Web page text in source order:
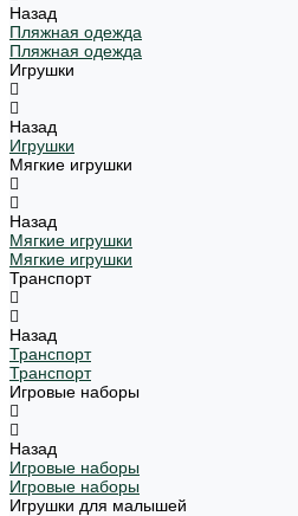
Назад
Пляжная одежда
Пляжная одежда
Игрушки
Назад
Игрушки
Мягкие игрушки
Назад
Мягкие игрушки
Мягкие игрушки
Транспорт
Назад
Транспорт
Транспорт
Игровые наборы
Назад
Игровые наборы
Игровые наборы
Игрушки для малышей